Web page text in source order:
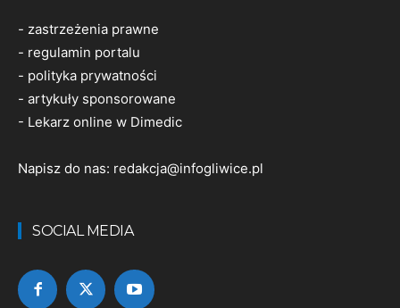
- zastrzeżenia prawne
- regulamin portalu
- polityka prywatności
- artykuły sponsorowane
- Lekarz online w Dimedic
Napisz do nas: redakcja@infogliwice.pl
SOCIAL MEDIA